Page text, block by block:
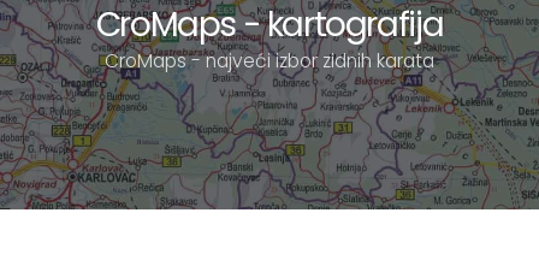
CroMaps - kartografija
CroMaps - najveći izbor zidnih karata